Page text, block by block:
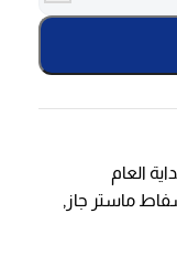
العام
ماستر جاز ,